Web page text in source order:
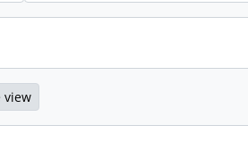
view